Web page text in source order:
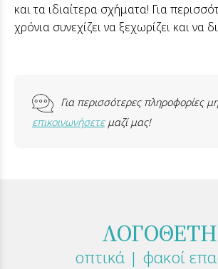
και τα ιδιαίτερα σχήματα! Για
χρόνια συνεχίζει να ξεχωρίζει και να
Για περισσότερες πληροφορίες
επικοινωνήσετεμαζί μας!
ΛΟΓΟΘΕΤΗ
οπτικά | φακοί